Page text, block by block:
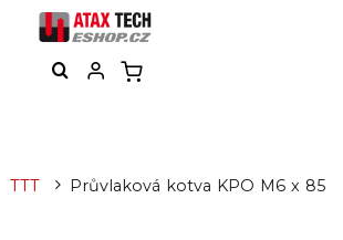
TTT
Průvlaková kotva KPO M6 x 85